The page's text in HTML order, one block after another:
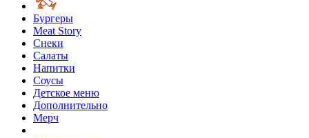
Бургеры
Meat Story
Снеки
Салаты
Напитки
Соусы
Детское меню
Дополнительно
Мерч